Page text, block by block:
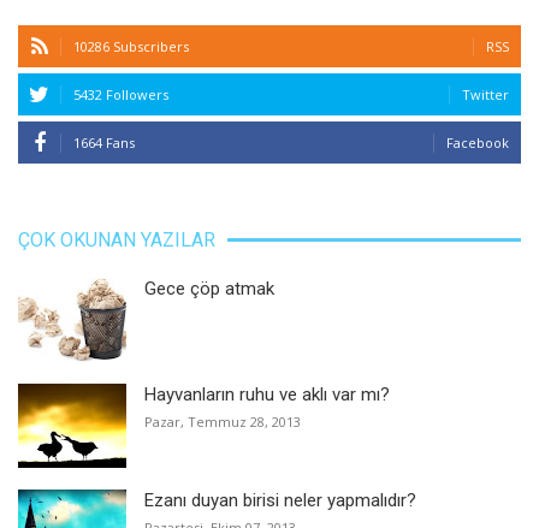
10286 Subscribers RSS
5432 Followers Twitter
1664 Fans Facebook
ÇOK OKUNAN YAZILAR
Gece çöp atmak
Hayvanların ruhu ve aklı var mı?
Pazar, Temmuz 28, 2013
Ezanı duyan birisi neler yapmalıdır?